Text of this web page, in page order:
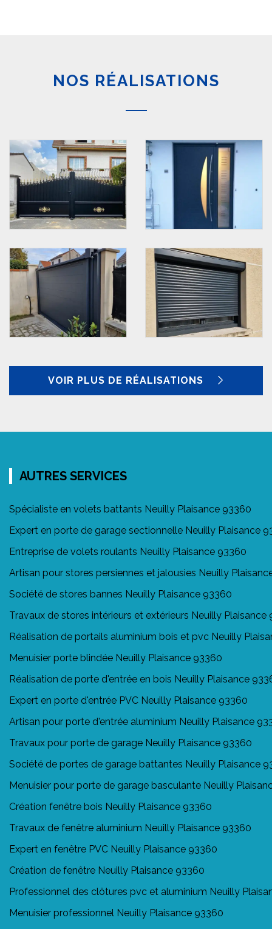
NOS RÉALISATIONS
VOIR PLUS DE RÉALISATIONS
AUTRES SERVICES
Spécialiste en volets battants Neuilly Plaisance 93360
Expert en porte de garage sectionnelle Neuilly Plaisance
Entreprise de volets roulants Neuilly Plaisance 93360
Artisan pour stores persiennes et jalousies Neuilly
Société de stores bannes Neuilly Plaisance 93360
Travaux de stores intérieurs et extérieurs Neuilly Plaisance
Réalisation de portails aluminium bois et pvc Neuilly
Menuisier porte blindée Neuilly Plaisance 93360
Réalisation de porte d'entrée en bois Neuilly Plaisance
Expert en porte d'entrée PVC Neuilly Plaisance 93360
Artisan pour porte d'entrée aluminium Neuilly Plaisance
Travaux pour porte de garage Neuilly Plaisance 93360
Société de portes de garage battantes Neuilly Plaisance
Menuisier pour porte de garage basculante Neuilly
Création fenêtre bois Neuilly Plaisance 93360
Travaux de fenêtre aluminium Neuilly Plaisance 93360
Expert en fenêtre PVC Neuilly Plaisance 93360
Création de fenêtre Neuilly Plaisance 93360
Professionnel des clôtures pvc et aluminium Neuilly
Menuisier professionnel Neuilly Plaisance 93360